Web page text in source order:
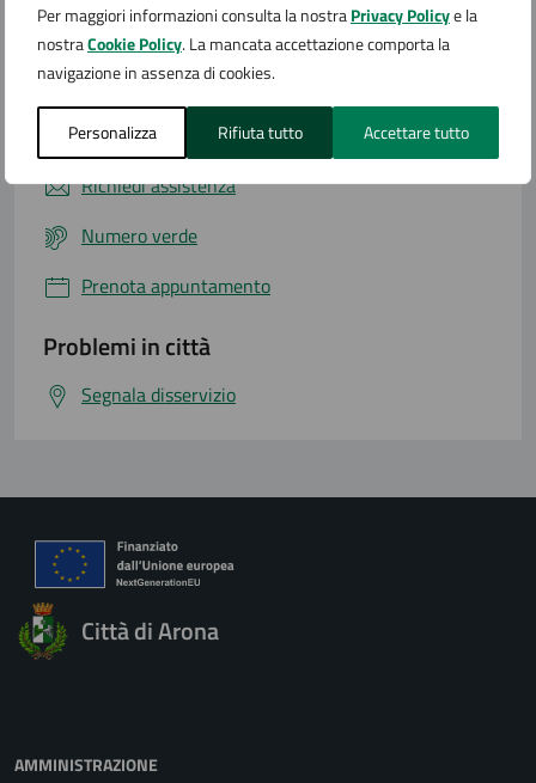
Per maggiori informazioni consulta la nostraPrivacy Policye la
nostraCookie Policy. La mancata accettazione comporta la
navigazione in assenza di cookies.
Personalizza Rifiuta tutto Accettare tutto
Contatta il comune
Leggi le domande frequenti
Richiedi assistenza
Numero verde
Prenota appuntamento
Problemi in città
Segnala disservizio
Città di Arona
AMMINISTRAZIONE